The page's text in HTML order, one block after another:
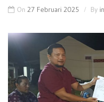
On 27 Februari 2025 By